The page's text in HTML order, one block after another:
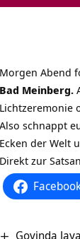
Morgen Abend
Bad Meinberg.
Lichtzeremonie
Also schnappt
Ecken der Welt
Direkt zur
Govinda